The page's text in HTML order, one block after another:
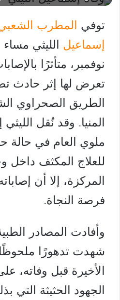
توفي المطرب
إسماعيل
نوفمبر، متأثرًا
تعرض لها إثر حادث
الطريق الصحراوي
المنيا. وقد نُقل
ملوي العام في
للعلاج المكثف داخل
المركزة، إلا أن
فرصة النجاة.
وأفادت المصادر
شهدت تدهورًا
الأخيرة قبل وفاته،
الجهود الحثيثة التي